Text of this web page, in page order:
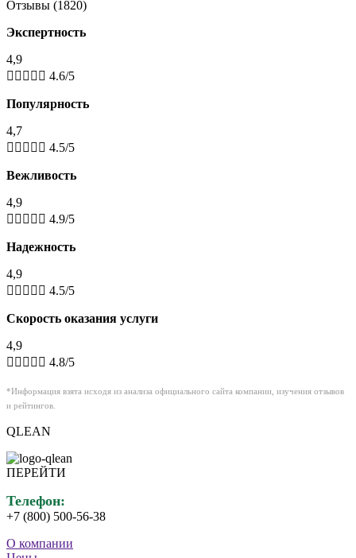
Отзывы (1820)
Экспертность
4,9
     4.6/5
Популярность
4,7
     4.5/5
Вежливость
4,9
     4.9/5
Надежность
4,9
     4.5/5
Скорость оказания услуги
4,9
     4.8/5
*Информация взята исходя из анализа официального сайта компании, изучения отзывов
и рейтингов.
QLEAN
ПЕРЕЙТИ
Телефон:
+7 (800) 500-56-38
О компании